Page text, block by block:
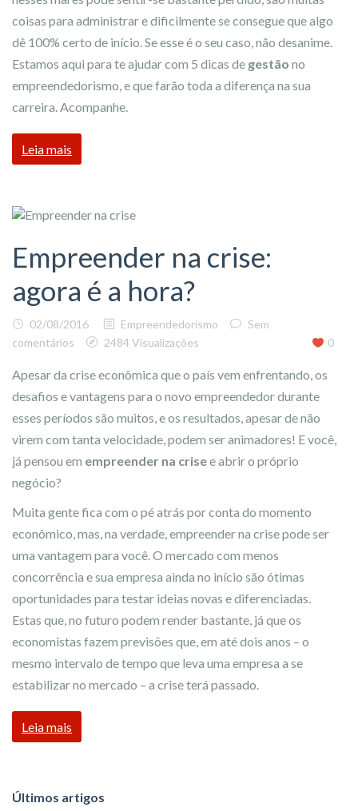
coisas para administrar e dificilmente se consegue que algo
dê 100% certo de início. Se esse é o seu caso, não desanime.
Estamos aqui para te ajudar com 5 dicas de gestão no
empreendedorismo, e que farão toda a diferença na sua
carreira. Acompanhe.
Leia mais
Empreender na crise:
agora é a hora?
02/08/2016 Empreendedorismo
Sem
comentários
2484 Visualizações 0
Apesar da crise econômica que o país vem enfrentando, os
desafios e vantagens para o novo empreendedor durante
esses períodos são muitos, e os resultados, apesar de não
virem com tanta velocidade, podem ser animadores! E você,
já pensou em empreender na crisee abrir o próprio
negócio?
Muita gente fica com o pé atrás por conta do momento
econômico, mas, na verdade, empreender na crise pode ser
uma vantagem para você. O mercado com menos
concorrência e sua empresa ainda no início são ótimas
oportunidades para testar ideias novas e diferenciadas.
Estas que, no futuro podem render bastante, já que os
economistas fazem previsões que, em até dois anos – o
mesmo intervalo de tempo que leva uma empresa a se
estabilizar no mercado – a crise terá passado.
Leia mais
Últimos artigos